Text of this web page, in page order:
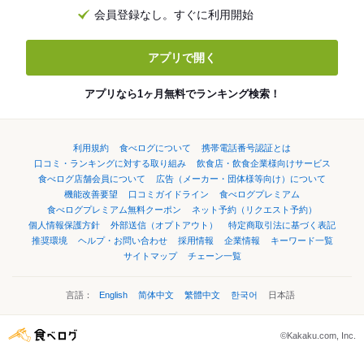
会員登録なし。すぐに利用開始
アプリで開く
アプリなら1ヶ月無料でランキング検索！
利用規約 食べログについて
携帯電話番号認証とは
口コミ・ランキングに対する取り組み
飲食店・飲食企業様向けサービス
食べログ店舗会員について
広告（メーカー・団体様等向け）について
機能改善要望
口コミガイドライン
食べログプレミアム
食べログプレミアム無料クーポン
ネット予約（リクエスト予約）
個人情報保護方針
外部送信（オプトアウト）
特定商取引法に基づく表記
推奨環境
ヘルプ・お問い合わせ 採用情報 企業情報
キーワード一覧
サイトマップ
チェーン一覧
言語： English 简体中文 繁體中文 한국어 日本語
©Kakaku.com, Inc.